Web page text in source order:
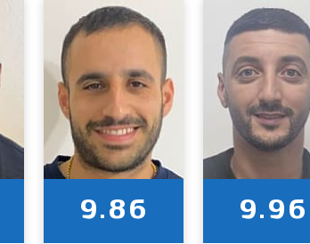
9.96
9.86